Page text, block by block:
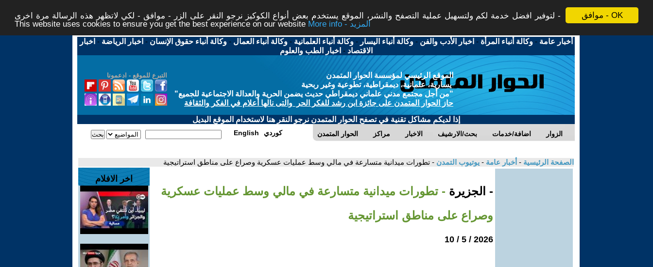
موافق - OK
لتوفير افضل خدمة لكم ولتسهيل عملية التصفح والنشر، الموقع يستخدم بعض أنواع الكوكيز نرجو النقر على الزر - موافق - لكي لاتظهر هذه الرسالة مرة اخرى -
This website uses cookies to ensure you get the best experience on our website
More info - المزيد
أخبار عامة -وكالة أنباء المرأة - اخبار الأدب والفن -وكالة أنباء اليسار -وكالة أنباء العلمانية -وكالة أنباء العمال -وكالة أنباء حقوق الإنسان - اخبار الرياضة - اخبار
الاقتصاد - اخبار الطب والعلوم
التبرع للموقع - ادعمونا
الموقع الرئيسي لمؤسسة الحوار المتمدن
يسارية، علمانية، ديمقراطية، تطوعية وغير ربحية
"من أجل مجتمع مدني علماني ديمقراطي حديث يضمن الحرية والعدالة الاجتماعية للجميع"
حاز الحوار المتمدن على جائزة ابن رشد للفكر الحر والتى نالها أعلام في الفكر والثقافة
إذا لديكم مشاكل تقنية في تصفح الحوار المتمدن نرجو النقر هنا لاستخدام الموقع البديل
الحوار المتمدن مراكز الاخبار بحث/الارشيف اضافة/خدمات الزوار English كوردي
الصفحة الرئيسية - أخبار عامة - يوتيوب التمدن - تطورات ميدانية متسارعة في مالي وسط عمليات عسكرية وصراع على مناطق استراتيجية
- الجزيرة - تطورات ميدانية متسارعة في مالي وسط عمليات عسكرية
وصراع على مناطق استراتيجية
2026 / 5 / 10
اخر الافلام